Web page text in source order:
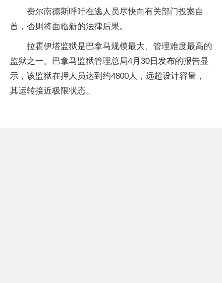
费尔南德斯呼吁在逃人员尽快向有关部门投案自
首，否则将面临新的法律后果。
拉霍伊塔监狱是巴拿马规模最大、管理难度最高的
监狱之一。巴拿马监狱管理总局4月30日发布的报告显
示，该监狱在押人员达到约4800人，远超设计容量，
其运转接近极限状态。